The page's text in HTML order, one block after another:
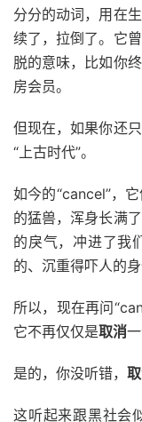
分分的动词，用在
续了，拉倒了。它
脱的意味，比如你
房会员。
但现在，如果你还
“上古时代”。
如今的“cancel”，
的猛兽，浑身长满
的戾气，冲进了我
的、沉重得吓人的
所以，现在再问
它不再仅仅是取消
是的，你没听错，
这听起来跟黑社会